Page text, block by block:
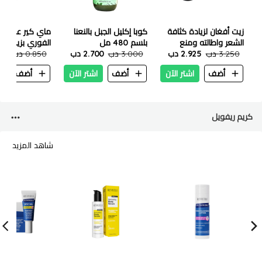
زيت أفغان لزيادة كثافة
الشعر واطالته ومنع
تساقط الشعر - 200 مل
3.250 دب
2.925 دب
أضف
اشتر الآن
كوبا إكليل الجبل بالنعنا
بلسم 480 مل
3.000 دب
2.700 دب
أضف
اشتر الآن
ماي كير علاج
مل
0.850 دب
أضف
كريم ريفويل
شاهد المزيد